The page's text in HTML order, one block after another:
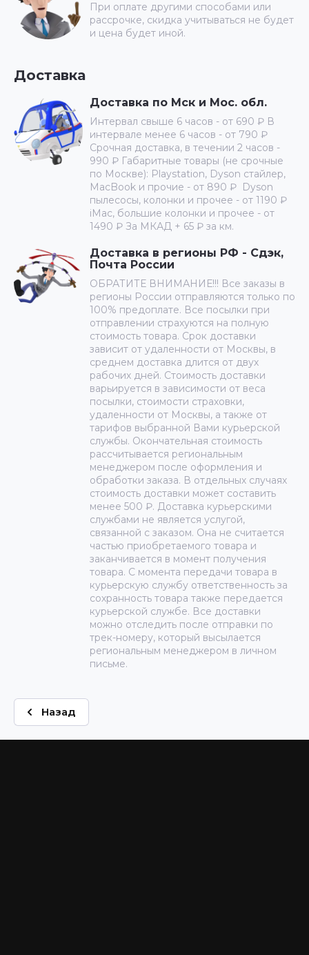
При оплате другими способами или
рассрочке, скидка учитываться не будет
и цена будет иной.
Доставка
Доставка по Мск и Мос. обл.
Интервал свыше 6 часов - от 690 ₽ В
интервале менее 6 часов - от 790 ₽
Срочная доставка, в течении 2 часов -
990 ₽ Габаритные товары (не срочные
по Москве): Playstation, Dyson стайлер,
MacBook и прочие - от 890 ₽ Dyson
пылесосы, колонки и прочее - от 1190 ₽
iMac, большие колонки и прочее - от
1490 ₽ За МКАД + 65 ₽ за км.
Доставка в регионы РФ - Сдэк,
Почта России
ОБРАТИТЕ ВНИМАНИЕ!!! Все заказы в
регионы России отправляются только по
100% предоплате. Все посылки при
отправлении страхуются на полную
стоимость товара. Срок доставки
зависит от удаленности от Москвы, в
среднем доставка длится от двух
рабочих дней. Стоимость доставки
варьируется в зависимости от веса
посылки, стоимости страховки,
удаленности от Москвы, а также от
тарифов выбранной Вами курьерской
службы. Окончательная стоимость
рассчитывается региональным
менеджером после оформления и
обработки заказа. В отдельных случаях
стоимость доставки может составить
менее 500 ₽. Доставка курьерскими
службами не является услугой,
связанной с заказом. Она не считается
частью приобретаемого товара и
заканчивается в момент получения
товара. С момента передачи товара в
курьерскую службу ответственность за
сохранность товара также передается
курьерской службе. Все доставки
можно отследить после отправки по
трек-номеру, который высылается
региональным менеджером в личном
письме.
Назад